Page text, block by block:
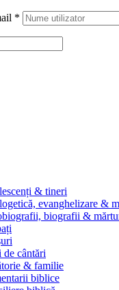
*
& tineri
evanghelizare &
biografii &
de cântări
& familie
biblice